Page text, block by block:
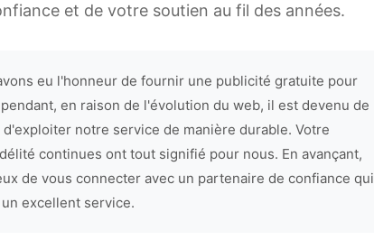
et de votre soutien au fil des années.
eu l'honneur de fournir une publicité gratuite pour
en raison de l'évolution du web, il est devenu de
notre service de manière durable. Votre
continues ont tout signifié pour nous. En avançant,
de vous connecter avec un partenaire de confiance qui
excellent service.